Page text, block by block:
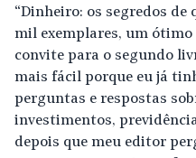
“Dinheiro: os segredos de
mil exemplares, um ótimo
convite para o segundo
mais fácil porque eu já
perguntas e respostas
investimentos,
depois que meu editor